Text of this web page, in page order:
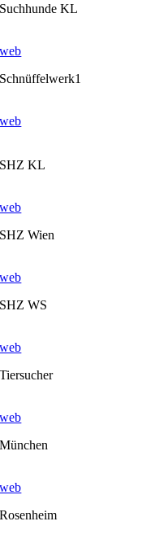
Suchhunde KL
web
Schnüffelwerk1
web
SHZ KL
web
SHZ Wien
web
SHZ WS
web
Tiersucher
web
München
web
Rosenheim